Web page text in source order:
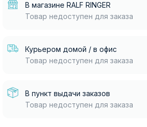
В магазине RALF RINGER
Товар недоступен для заказа
Курьером домой / в офис
Товар недоступен для заказа
В пункт выдачи заказов
Товар недоступен для заказа